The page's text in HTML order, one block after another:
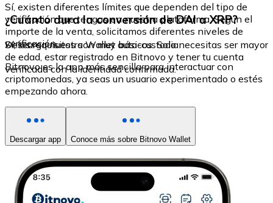
Sí, existen diferentes límites que dependen del tipo de
verificación que tengas en nuestra plataforma. Según el
importe de la venta, solicitamos diferentes niveles de
verificación.
¿Cuánto dura la conversión de DAI a XRP?
Sí, los requisitos son muy básicos. Solo necesitas ser mayor
de edad, estar registrado en Bitnovo y tener tu cuenta
verificada con la identidad confirmada.
Descarga nuestra Wallet auto-custodia
Bitnovo es la app más sencilla para interactuar con
criptomonedas, ya seas un usuario experimentado o estés
empezando ahora.
Descargar app Conoce más sobre Bitnovo Wallet